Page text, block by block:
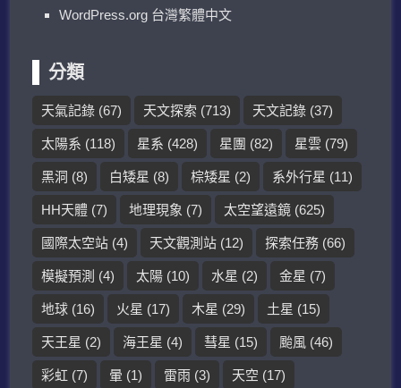
WordPress.org 台灣繁體中文
分類
天氣記錄 (67) 天文探索 (713) 天文記錄 (37)
太陽系 (118) 星系 (428) 星團 (82) 星雲 (79)
黑洞 (8) 白矮星 (8) 棕矮星 (2) 系外行星 (11)
HH天體 (7) 地理現象 (7) 太空望遠鏡 (625)
國際太空站 (4) 天文觀測站 (12) 探索任務 (66)
模擬預測 (4) 太陽 (10) 水星 (2) 金星 (7)
地球 (16) 火星 (17) 木星 (29) 土星 (15)
天王星 (2) 海王星 (4) 彗星 (15) 颱風 (46)
彩虹 (7) 暈 (1) 雷雨 (3) 天空 (17)